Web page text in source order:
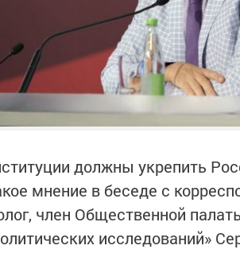
должны укрепить
мнение в беседе с
член Общественной
исследований»